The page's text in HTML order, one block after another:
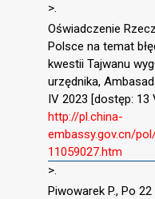
>.
Oświadczenie
Polsce na temat
kwestii Tajwanu
urzędnika,
IV 2023 [dostęp: 13
http://pl.china-
embassy.gov.cn/
11059027.htm
>.
Piwowarek P., Po